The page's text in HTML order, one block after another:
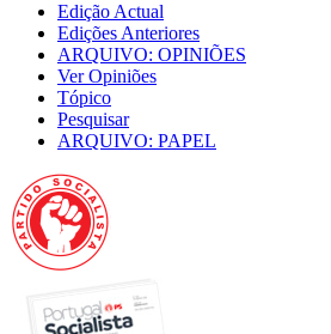
Edição Actual
Edições Anteriores
ARQUIVO: OPINIÕES
Ver Opiniões
Tópico
Pesquisar
ARQUIVO: PAPEL